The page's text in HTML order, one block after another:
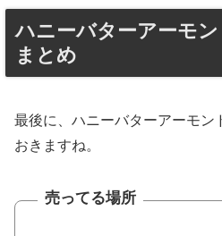
ハニーバターアーモ
まとめ
最後に、ハニーバターアーモン
おきますね。
売ってる場所